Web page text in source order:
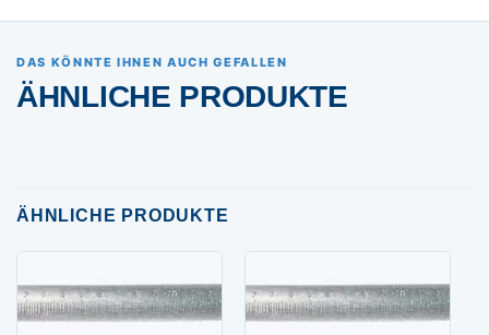
DAS KÖNNTE IHNEN AUCH GEFALLEN
ÄHNLICHE PRODUKTE
ÄHNLICHE PRODUKTE